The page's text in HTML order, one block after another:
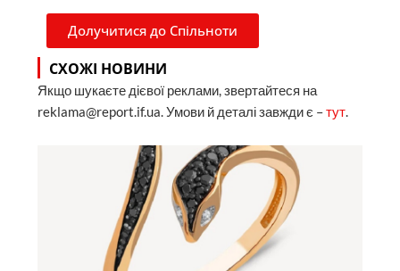
Долучитися до Спільноти
СХОЖІ НОВИНИ
Якщо шукаєте дієвої реклами, звертайтеся на
reklama@report.if.ua. Умови й деталі завжди є –тут.